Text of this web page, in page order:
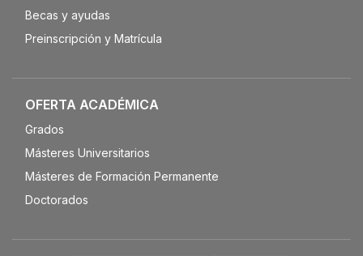
Becas y ayudas
Preinscripción y Matrícula
OFERTA ACADÉMICA
Grados
Másteres Universitarios
Másteres de Formación Permanente
Doctorados